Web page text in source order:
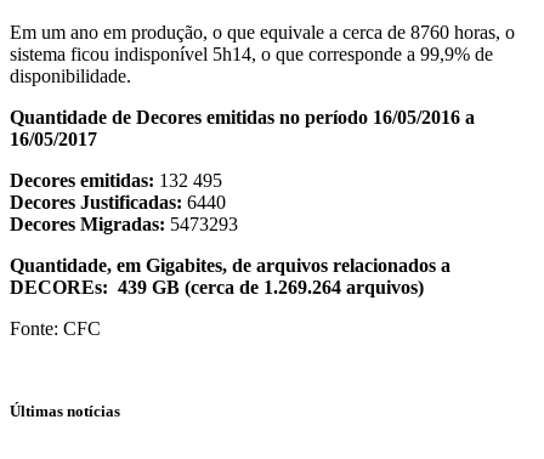
Em um ano em produção, o que equivale a cerca de 8760 horas, o
sistema ficou indisponível 5h14, o que corresponde a 99,9% de
disponibilidade.
Quantidade de Decores emitidas no período 16/05/2016 a
16/05/2017
Decores emitidas: 132 495
Decores Justificadas: 6440
Decores Migradas: 5473293
Quantidade, em Gigabites, de arquivos relacionados a
DECOREs: 439 GB (cerca de 1.269.264 arquivos)
Fonte: CFC
Últimas notícias